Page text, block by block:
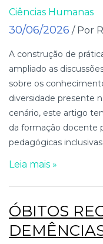
Ciências Humanas
30/06/2026 / Por
A construção de
ampliado as
sobre os
diversidade presente
cenário, este artigo
da formação docente
pedagógicas
Leia mais »
ÓBITOS